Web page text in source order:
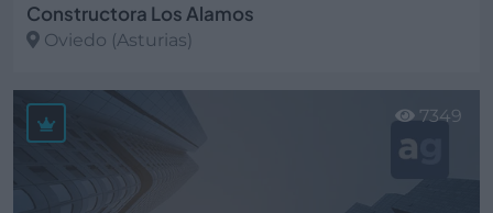
Constructora Los Alamos
Oviedo (Asturias)
Ver más
7349